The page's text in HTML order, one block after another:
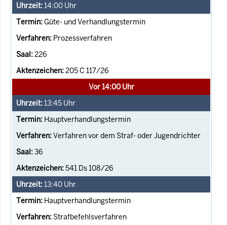
14:00 Uhr
Güte- und Verhandlungstermin
Prozessverfahren
226
205 C 117/26
Vor 14:00 Uhr
13:45 Uhr
Hauptverhandlungstermin
Verfahren vor dem Straf- oder Jugendrichter
36
541 Ds 108/26
13:40 Uhr
Hauptverhandlungstermin
Strafbefehlsverfahren